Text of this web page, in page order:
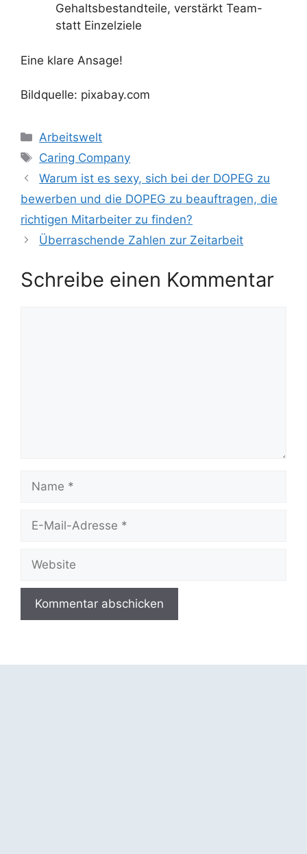
Gehaltsbestandteile, verstärkt Team-
statt Einzelziele
Eine klare Ansage!
Bildquelle: pixabay.com
Kategorien
Arbeitswelt
Schlagwörter
Caring Company
Warum ist es sexy, sich bei der DOPEG zu
bewerben und die DOPEG zu beauftragen, die
richtigen Mitarbeiter zu finden?
Überraschende Zahlen zur Zeitarbeit
Schreibe einen Kommentar
Mail-